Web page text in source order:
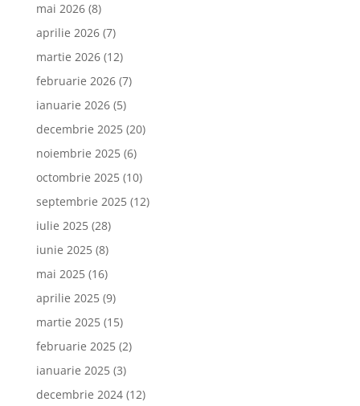
mai 2026(8)
aprilie 2026(7)
martie 2026(12)
februarie 2026(7)
ianuarie 2026(5)
decembrie 2025(20)
noiembrie 2025(6)
octombrie 2025(10)
septembrie 2025(12)
iulie 2025(28)
iunie 2025(8)
mai 2025(16)
aprilie 2025(9)
martie 2025(15)
februarie 2025(2)
ianuarie 2025(3)
decembrie 2024(12)